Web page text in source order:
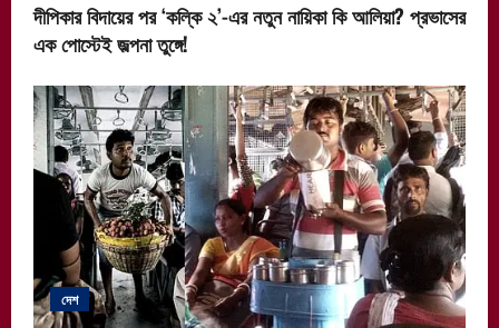
দীপিকার বিদায়ের পর ‘কল্কি ২’-এর নতুন নায়িকা কি আলিয়া? প্রভাসের
এক পোস্টেই জল্পনা তুঙ্গে!
দেশ